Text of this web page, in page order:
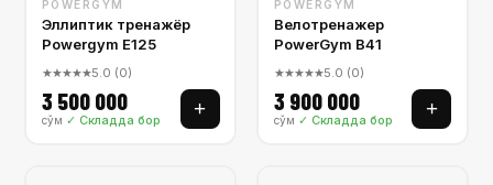
POWERGYM
Эллиптик тренажёр
Powergym E125
★★★★★5.0 (0)
3 500 000
сўм ✓ Складда бор
+
POWERGYM
Велотренажер
PowerGym B41
★★★★★5.0 (0)
3 900 000
сўм ✓ Складда бор
+